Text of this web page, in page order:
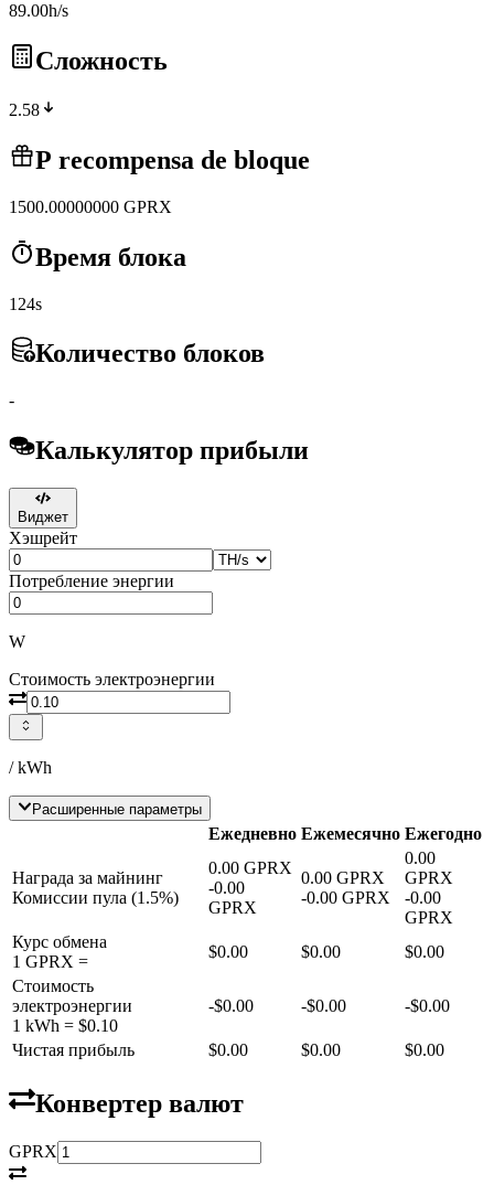
89.00h/s
Сложность
2.58
Р recompensa de bloque
1500.00000000 GPRX
Время блока
124s
Количество блоков
-
Калькулятор прибыли
Виджет
Хэшрейт
Потребление энергии
W
Стоимость электроэнергии
/ kWh
Расширенные параметры
Ежедневно Ежемесячно Ежегодно
Награда за майнинг
Комиссии пула (1.5%)
0.00 GPRX
-0.00
GPRX
0.00 GPRX
-0.00 GPRX
0.00
GPRX
-0.00
GPRX
Курс обмена
1 GPRX =
$0.00 $0.00
$0.00
Стоимость
электроэнергии
1 kWh = $0.10
-$0.00 -$0.00 -$0.00
Чистая прибыль $0.00 $0.00 $0.00
Конвертер валют
GPRX